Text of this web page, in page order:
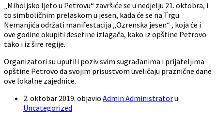
„Miholjsko ljeto u Petrovu“ završiće se u nedjelju 21. oktobra, i
to simboličnim prelaskom u jesen, kada će se na Trgu
Nemanjića održati manifestacija „Ozrenska jesen“ , koja će i
ove godine okupiti desetine izlagača, kako iz opštine Petrovo
tako i iz šire regije.
Organizatori su uputili poziv svim sugrađanima i prijateljima
opštine Petrovo da svojim prisustvom uveličaju praznične dane
ove lokalne zajednice.
2. oktobar 2019. objavio Admin Administratoru
Uncategorized